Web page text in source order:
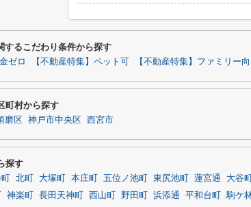
するこだわり条件から探す
ゼロ 【不動産特集】ペット可 【不動産特集】ファミリー
町村から探す
磨区 神戸市中央区 西宮市
探す
北町 大塚町 本庄町 五位ノ池町 東尻池町 蓮宮通 大谷町
神楽町 長田天神町 西山町 野田町 浜添通 平和台町 駒ケ林